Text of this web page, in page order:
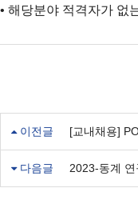
• 해당분야 적격자가 없
이전글 [교내채용]
다음글 2023-동계